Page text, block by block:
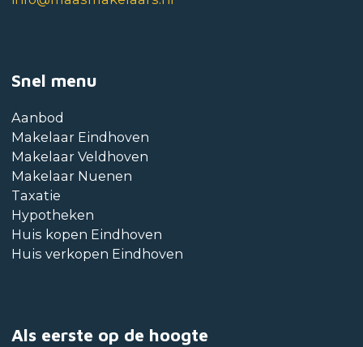
Snel menu
Aanbod
Makelaar Eindhoven
Makelaar Veldhoven
Makelaar Nuenen
Taxatie
Hypotheken
Huis kopen Eindhoven
Huis verkopen Eindhoven
Als eerste op de hoogte